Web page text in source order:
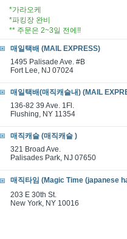
*가라오케
*파킹장 완비
** 주문은 2~3일 전에!!
매일택배 (MAIL EXPRESS)
1495 Palisade Ave. #B
Fort Lee, NJ 07024
매일택배(매직캐슬내) (MAIL
136-82 39 Ave. 1Fl.
Flushing, NY 11354
매직캐슬 (매직캐슬 )
321 Broad Ave.
Palisades Park, NJ 07650
매직타임 (Magic Time (japanese
203 E 30th St.
New York, NY 10016